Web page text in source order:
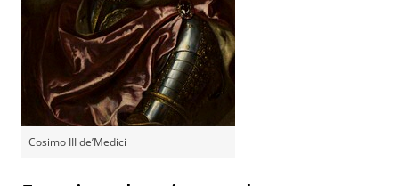
Cosimo III de’Medici